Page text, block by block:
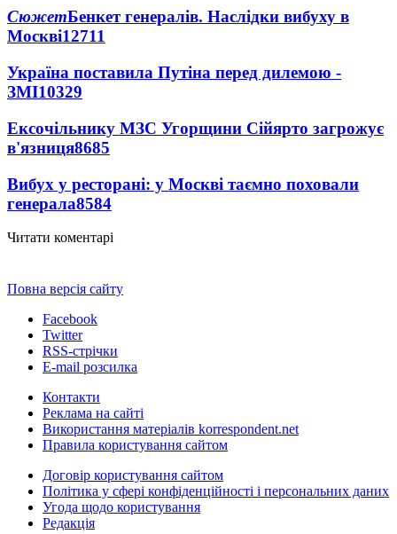
СюжетБенкет генералів. Наслідки вибуху в
Москві12711
Україна поставила Путіна перед дилемою -
ЗМІ10329
Ексочільнику МЗС Угорщини Сійярто загрожує
в'язниця8685
Вибух у ресторані: у Москві таємно поховали
генерала8584
Читати коментарі
Повна версія сайту
Facebook
Twitter
RSS-стрічки
E-mail розсилка
Контакти
Реклама на сайті
Використання матеріалів korrespondent.net
Правила користування сайтом
Договір користування сайтом
Політика у сфері конфіденційності і персональних даних
Угода щодо користування
Редакція